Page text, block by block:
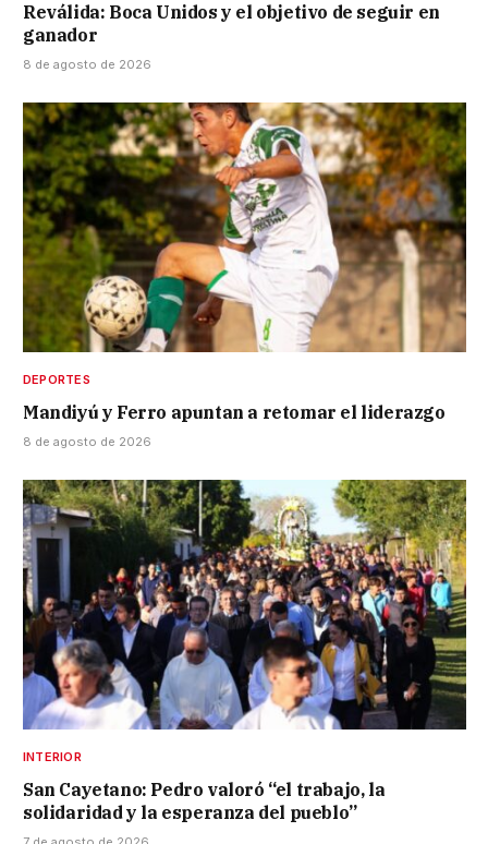
Reválida: Boca Unidos y el objetivo de seguir en
ganador
8 de agosto de 2026
DEPORTES
Mandiyú y Ferro apuntan a retomar el liderazgo
8 de agosto de 2026
INTERIOR
San Cayetano: Pedro valoró “el trabajo, la
solidaridad y la esperanza del pueblo”